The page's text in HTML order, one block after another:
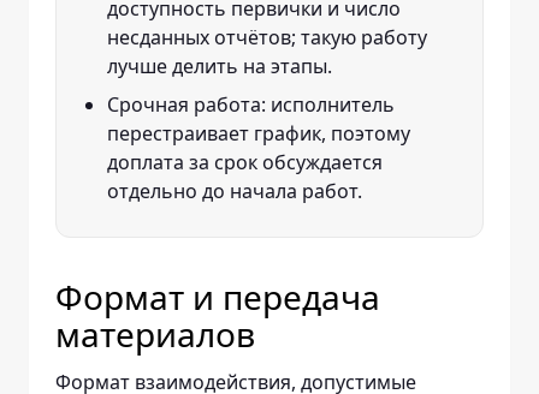
доступность первички и число
несданных отчётов; такую работу
лучше делить на этапы.
Срочная работа: исполнитель
перестраивает график, поэтому
доплата за срок обсуждается
отдельно до начала работ.
Формат и передача
материалов
Формат взаимодействия, допустимые